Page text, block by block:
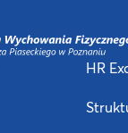
HR